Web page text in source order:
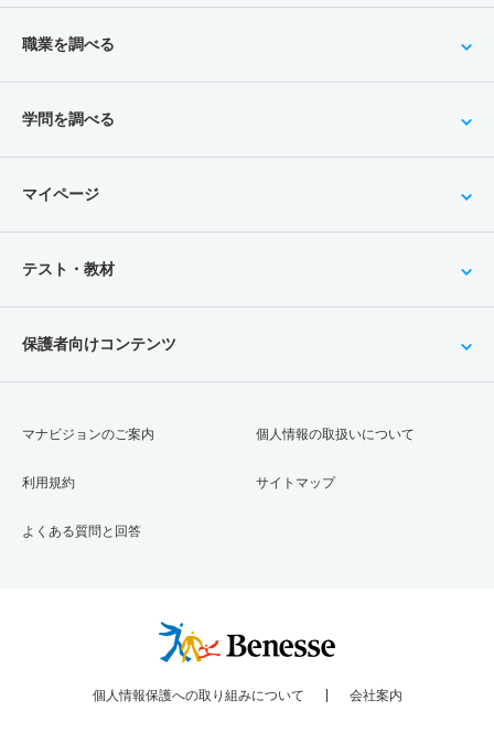
職業を調べる
学問を調べる
マイページ
テスト・教材
保護者向けコンテンツ
マナビジョンのご案内
利用規約
よくある質問と回答
個人情報の取扱いについて
サイトマップ
個人情報保護への取り組みについて 会社案内